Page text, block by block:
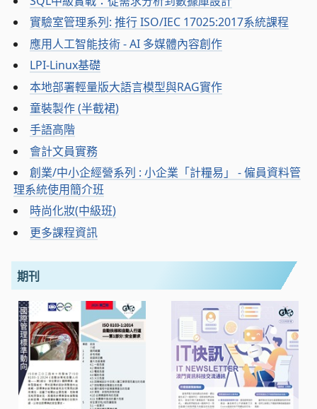
實驗室管理系列: 推行 ISO/IEC 17025:2017系統課程
應用人工智能技術 - AI 多媒體內容創作
LPI-Linux基礎
本地部署輕量版大語言模型與RAG實作
童裝製作 (半截裙)
手語高階
會計文員實務
創業/中小企經營系列 : 小企業「計糧易」 - 僱員資料管
理系統使用簡介班
時尚化妝(中級班)
更多課程資訊
期刊